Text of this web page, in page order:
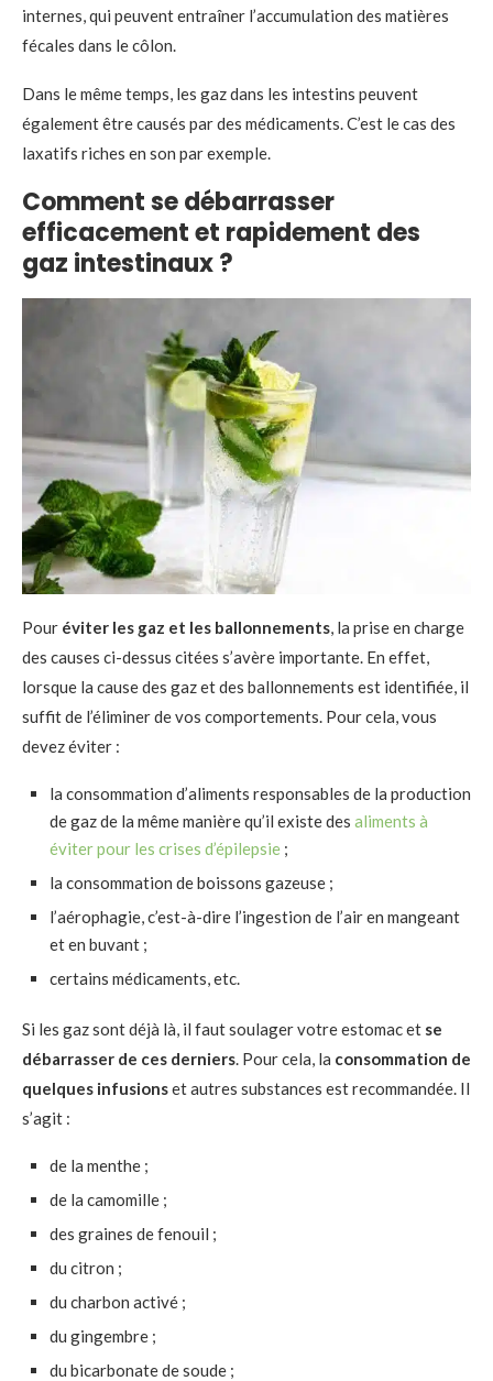
internes, qui peuvent entraîner l’accumulation des matières
fécales dans le côlon.
Dans le même temps, les gaz dans les intestins peuvent
également être causés par des médicaments. C’est le cas des
laxatifs riches en son par exemple.
Comment se débarrasser
efficacement et rapidement des
gaz intestinaux ?
Pour éviter les gaz et les ballonnements, la prise en charge
des causes ci-dessus citées s’avère importante. En effet,
lorsque la cause des gaz et des ballonnements est identifiée, il
suffit de l’éliminer de vos comportements. Pour cela, vous
devez éviter :
la consommation d’aliments responsables de la production
de gaz de la même manière qu’il existe des aliments à
éviter pour les crises d’épilepsie ;
la consommation de boissons gazeuse ;
l’aérophagie, c’est-à-dire l’ingestion de l’air en mangeant
et en buvant ;
certains médicaments, etc.
Si les gaz sont déjà là, il faut soulager votre estomac et se
débarrasser de ces derniers. Pour cela, la consommation de
quelques infusionset autres substances est recommandée. Il
s’agit :
de la menthe ;
de la camomille ;
des graines de fenouil ;
du citron ;
du charbon activé ;
du gingembre ;
du bicarbonate de soude ;